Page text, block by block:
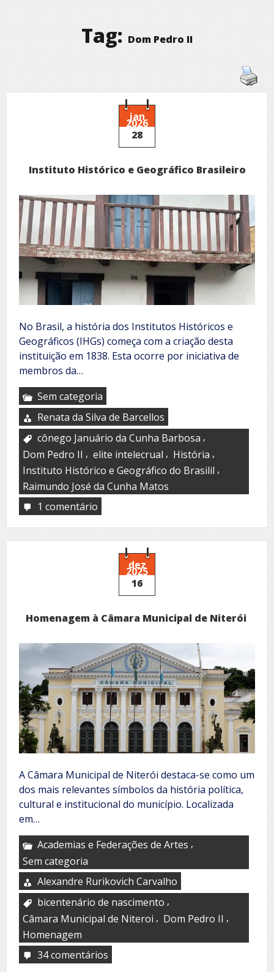
Tag: Dom Pedro II
jan
2026
28
Instituto Histórico e Geográfico Brasileiro
No Brasil, a história dos Institutos Históricos e
Geográficos (IHGs) começa com a criação desta
instituição em 1838. Esta ocorre por iniciativa de
membros da…
Sem categoria
Renata da Silva de Barcellos
cônego Januário da Cunha Barbosa ,
Dom Pedro II , elite intelecrual , História ,
Instituto Histórico e Geográfico do Brasilil ,
Raimundo José da Cunha Matos
1 comentário
Histórico
e
Geográfico
Brasileiro
dez
2025
16
Homenagem à Câmara Municipal de Niterói
A Câmara Municipal de Niterói destaca-se como um
dos mais relevantes símbolos da história política,
cultural e institucional do município. Localizada
em…
Academias e Federações de Artes ,
Sem categoria
Alexandre Rurikovich Carvalho
bicentenário de nascimento ,
Câmara Municipal de Niteroi , Dom Pedro II ,
Homenagem
34 comentários